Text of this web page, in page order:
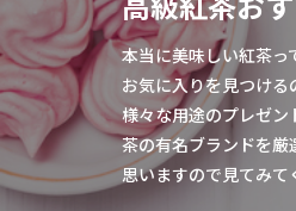
本当に美味しい紅茶っ
お気に入りを見つける
様々な用途のプレゼン
茶の有名ブランドを厳
思いますので見てみて